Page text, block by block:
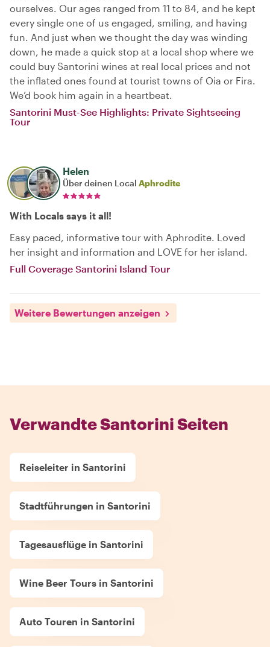
ourselves. Our ages ranged from 11 to 84, and he kept
every single one of us engaged, smiling, and having
fun. And just when we thought the day was winding
down, he made a quick stop at a local shop where we
could buy Santorini wines at real local prices and not
the inflated ones found at tourist towns of Oia or Fira.
We’d book him again in a heartbeat.
Santorini Must-See Highlights: Private Sightseeing
Tour
Helen
Über deinen Local Aphrodite
With Locals says it all!
Easy paced, informative tour with Aphrodite. Loved
her insight and information and LOVE for her island.
Full Coverage Santorini Island Tour
Weitere Bewertungen anzeigen
Verwandte Santorini Seiten
Reiseleiter in Santorini
Stadtführungen in Santorini
Tagesausflüge in Santorini
Wine Beer Tours in Santorini
Auto Touren in Santorini